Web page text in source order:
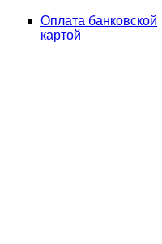
Оплата банковской
картой